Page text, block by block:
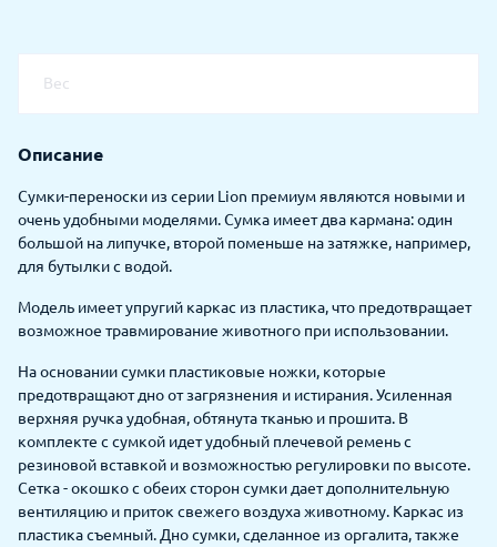
Вес
Описание
Сумки-переноски из серии Lion премиум являются новыми и
очень удобными моделями. Сумка имеет два кармана: один
большой на липучке, второй поменьше на затяжке, например,
для бутылки с водой.
Модель имеет упругий каркас из пластика, что предотвращает
возможное травмирование животного при использовании.
На основании сумки пластиковые ножки, которые
предотвращают дно от загрязнения и истирания. Усиленная
верхняя ручка удобная, обтянута тканью и прошита. В
комплекте с сумкой идет удобный плечевой ремень с
резиновой вставкой и возможностью регулировки по высоте.
Сетка - окошко с обеих сторон сумки дает дополнительную
вентиляцию и приток свежего воздуха животному. Каркас из
пластика съемный. Дно сумки, сделанное из оргалита, также